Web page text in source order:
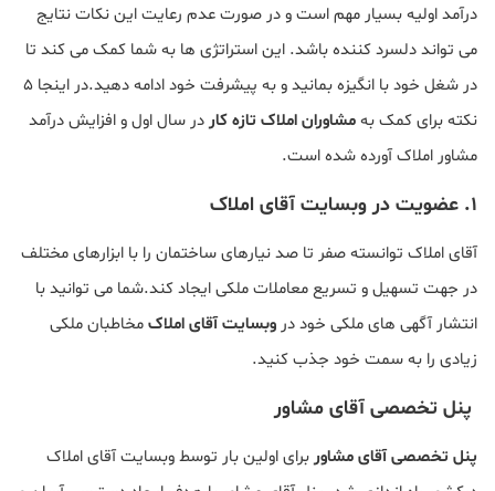
درآمد اولیه بسیار مهم است و در صورت عدم رعایت این نکات نتایج
می تواند دلسرد کننده باشد. این استراتژی ها به شما کمک می کند تا
در شغل خود با انگیزه بمانید و به پیشرفت خود ادامه دهید.در اینجا ۵
نکته برای کمک بهمشاوران املاک تازه کاردر سال اول و افزایش درآمد
مشاور املاک آورده شده است.
۱. عضویت در وبسایت آقای املاک
آقای املاک توانسته صفر تا صد نیارهای ساختمان را با ابزارهای مختلف
در جهت تسهیل و تسریع معاملات ملکی ایجاد کند.شما می توانید با
انتشار آگهی های ملکی خود دروبسایت آقای املاکمخاطبان ملکی
زیادی را به سمت خود جذب کنید.
پنل تخصصی آقای مشاور
پنل تخصصی آقای مشاوربرای اولین بار توسط وبسایت آقای املاک